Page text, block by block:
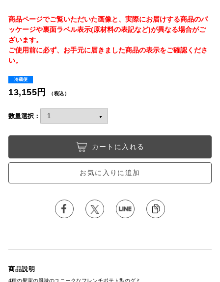
商品ページでご覧いただいた画像と、実際にお届けする商品のパ
ッケージや裏面ラベル表示(原材料の表記など)が異なる場合がご
ざいます。
ご使用前に必ず、お手元に届きました商品の表示をご確認くださ
い。
冷蔵便
13,155円 （税込）
数量選択：
カートに入れる
お気に入りに追加
商品説明
4種の果実の風味のユニークなフレンチポテト型のグミ